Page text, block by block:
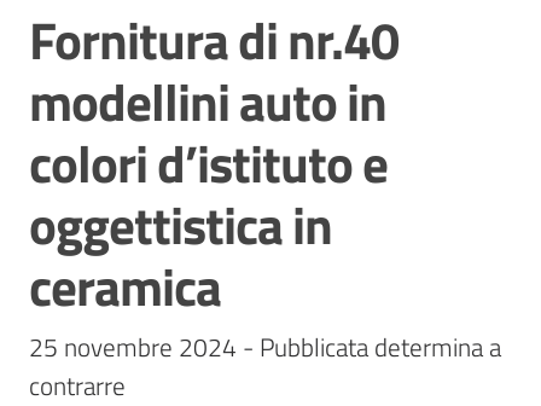
appaltanti
Salta al contenuto
Fornitura di nr.40
modellini auto in
colori d’istituto e
oggettistica in
ceramica
25 novembre 2024 - Pubblicata determina a
contrarre